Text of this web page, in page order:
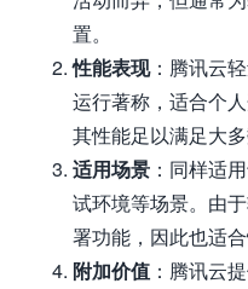
置。
性能表现：腾讯云
运行著称，适合个
其性能足以满足大
适用场景 ：同样适
试环境等场景。由
署功能，因此也适合
附加价值 ：腾讯云